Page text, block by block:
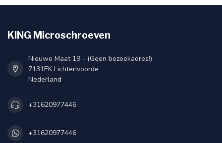
KING Microschroeven
Nieuwe Maat 19 - (Geen bezoekadres!)
7131EK Lichtenvoorde
Nederland
+31620977446
+31620977446